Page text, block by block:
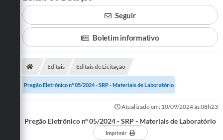
ACESSOS EXTERNOS
Seguir
Boletim informativo
Editais Editais de Licitação
Pregão Eletrônico nº 05/2024 - SRP - Materiais de Laboratório
Atualizado em: 10/09/2024 às 08h23
Pregão Eletrônico nº 05/2024 - SRP - Materiais de Laboratório
Imprimir